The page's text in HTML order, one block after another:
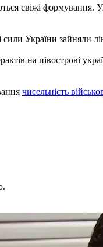
свіжі формування.
України зайняли
на півострові
чисельність